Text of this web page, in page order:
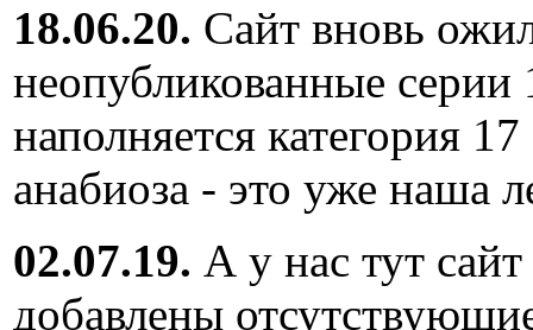
18.06.20. Сайт вновь
неопубликованные серии
наполняется категория
анабиоза - это уже наша
02.07.19. А у нас тут
добавлены